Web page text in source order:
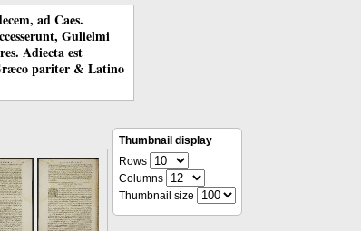
ad Caes.
Gulielmi
Adiecta est
pariter & Latino
Thumbnail display
Rows
Columns
Thumbnail size